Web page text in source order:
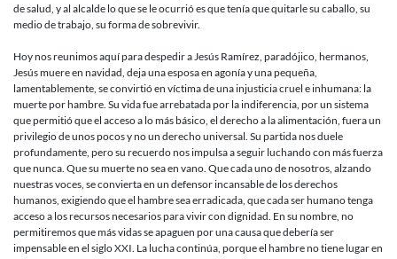
de salud, y al alcalde lo que se le ocurrió es que tenía que quitarle su caballo, su
medio de trabajo, su forma de sobrevivir.
Hoy nos reunimos aquí para despedir a Jesús Ramírez, paradójico, hermanos,
Jesús muere en navidad, deja una esposa en agonía y una pequeña,
lamentablemente, se convirtió en víctima de una injusticia cruel e inhumana: la
muerte por hambre. Su vida fue arrebatada por la indiferencia, por un sistema
que permitió que el acceso a lo más básico, el derecho a la alimentación, fuera un
privilegio de unos pocos y no un derecho universal. Su partida nos duele
profundamente, pero su recuerdo nos impulsa a seguir luchando con más fuerza
que nunca. Que su muerte no sea en vano. Que cada uno de nosotros, alzando
nuestras voces, se convierta en un defensor incansable de los derechos
humanos, exigiendo que el hambre sea erradicada, que cada ser humano tenga
acceso a los recursos necesarios para vivir con dignidad. En su nombre, no
permitiremos que más vidas se apaguen por una causa que debería ser
impensable en el siglo XXI. La lucha continúa, porque el hambre no tiene lugar en